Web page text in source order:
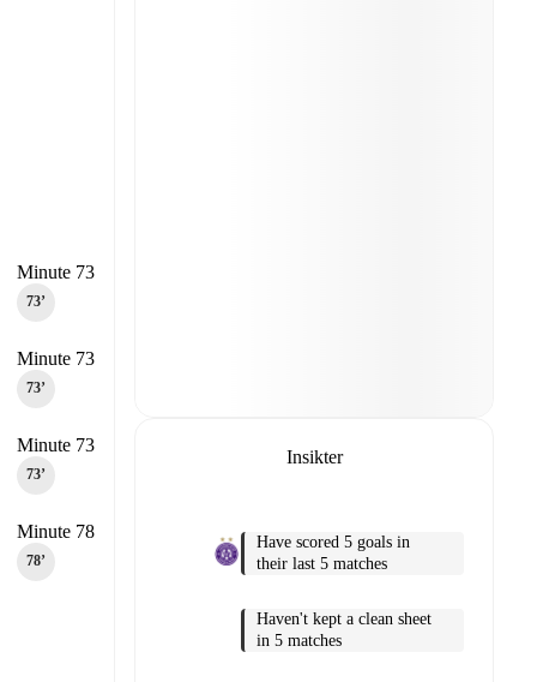
Minute 73
73‎’‎
Minute 73
73‎’‎
Minute 73
73‎’‎
Minute 78
78‎’‎
Insikter
Have scored 5 goals in
their last 5 matches
Haven't kept a clean sheet
in 5 matches